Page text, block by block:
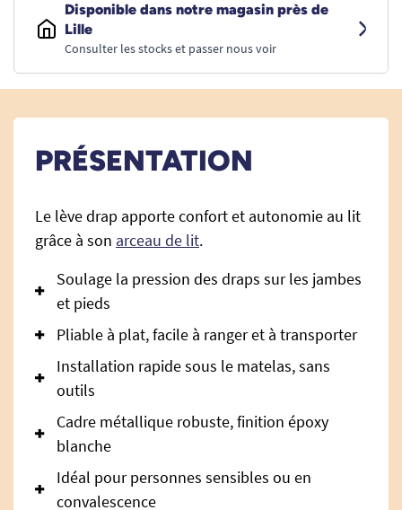
Disponible dans notre magasin près de
Lille
Consulter les stocks et passer nous voir
PRÉSENTATION
Le lève drap apporte confort et autonomie au lit
grâce à son arceau de lit.
Soulage la pression des draps sur les jambes
et pieds
Pliable à plat, facile à ranger et à transporter
Installation rapide sous le matelas, sans
outils
Cadre métallique robuste, finition époxy
blanche
Idéal pour personnes sensibles ou en
convalescence